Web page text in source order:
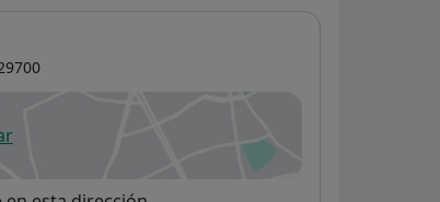
en una nueva pestaña